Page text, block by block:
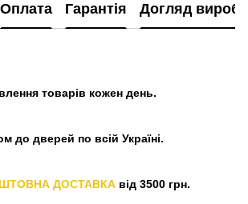
Оплата Гарантія Догляд
товарів кожен день.
до дверей по всій Україні.
ДОСТАВКА від 3500 грн.